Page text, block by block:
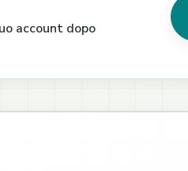
account dopo